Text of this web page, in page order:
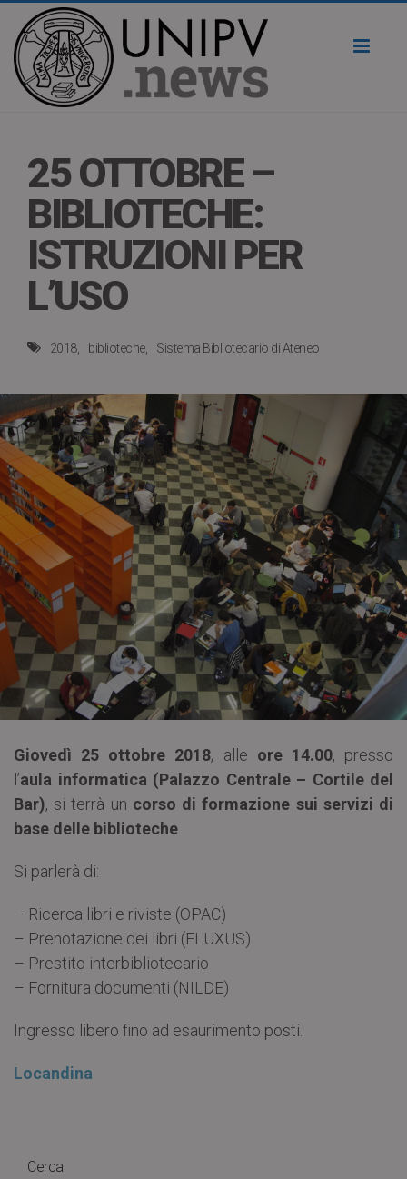
25 OTTOBRE –
BIBLIOTECHE:
ISTRUZIONI PER
L’USO
2018 biblioteche Sistema Bibliotecario di Ateneo
Giovedì 25 ottobre 2018, alle ore 14.00, presso
l’aula informatica (Palazzo Centrale – Cortile del
Bar), si terrà un corso di formazione sui servizi di
base delle biblioteche
Si parlerà di:
– Ricerca libri e riviste (OPAC)
– Prenotazione dei libri (FLUXUS)
– Prestito interbibliotecario
– Fornitura documenti (NILDE)
Ingresso libero fino ad esaurimento posti.
Locandina
Cerca